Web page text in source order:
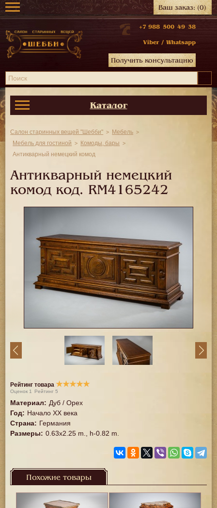
Ваш заказ:(0)
+7 988 500 49 38
Viber / Whatsapp
Получить консультацию
Каталог
Салон старинных вещей "Шебби"
Мебель
Мебель для гостиной
Комоды, бары
Антикварный немецкий комод
Антикварный немецкий
комод код. RM4165242
Рейтинг товара ★★★★★
Оценок 1 Рейтинг5
Материал: Дуб / Орех
Год: Начало XX века
Страна: Германия
Размеры: 0.63x2.25 m., h-0.82 m.
Похожие товары